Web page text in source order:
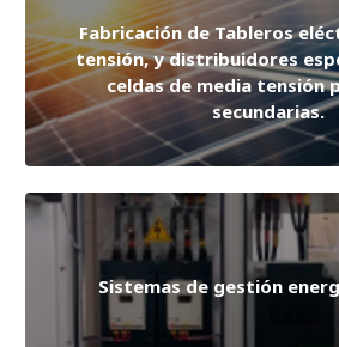
Fabricación de Tableros
tensión, y distribuidores
celdas de media tensión
secundarias.
Sistemas de gestión